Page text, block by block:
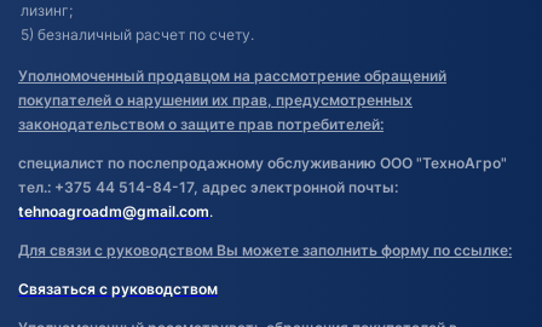
лизинг;
5) безналичный расчет по счету.
Уполномоченный продавцом на рассмотрение обращений
покупателей о нарушении их прав, предусмотренных
законодательством о защите прав потребителей:
специалист по послепродажному обслуживанию ООО "ТехноАгро"
тел.: +375 44 514-84-17, адрес электронной почты:
tehnoagroadm@gmail.com.
Для связи с руководством Вы можете заполнить форму по ссылке:
Связаться с руководством